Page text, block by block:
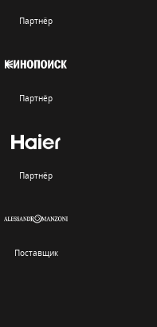
Партнёр
Партнёр
Партнёр
Поставщик